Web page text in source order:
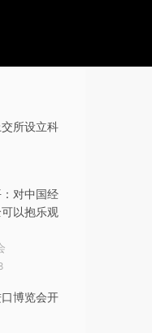
所设立科
：对中国经
以抱乐观
博览会开